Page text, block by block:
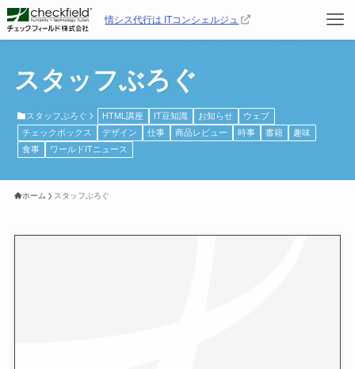
情シス代行は ITコンシェルジュ
スタッフぶろぐ
スタッフぶろぐ HTML講座 IT豆知識 お知らせ
ウェブ
チェックボックス
デザイン 仕事 商品レビュー 時事 書籍
趣味
食事
ワールドITニュース
ホーム スタッフぶろぐ